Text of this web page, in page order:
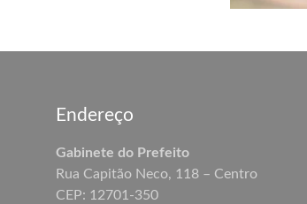
Endereço
Gabinete do Prefeito
Rua Capitão Neco, 118 – Centro
CEP: 12701-350